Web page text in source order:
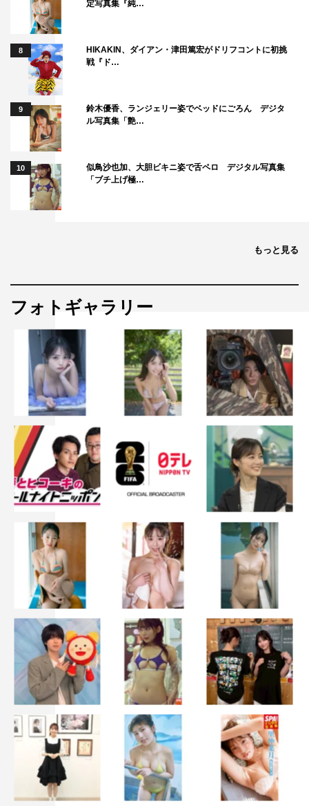
定写真集『純…
8
HIKAKIN、ダイアン・津田篤宏がドリフコントに初挑
戦『ド…
9
鈴木優香、ランジェリー姿でベッドにごろん デジタ
ル写真集「艶…
10
似鳥沙也加、大胆ビキニ姿で舌ペロ デジタル写真集
「ブチ上げ極…
もっと見る
フォトギャラリー